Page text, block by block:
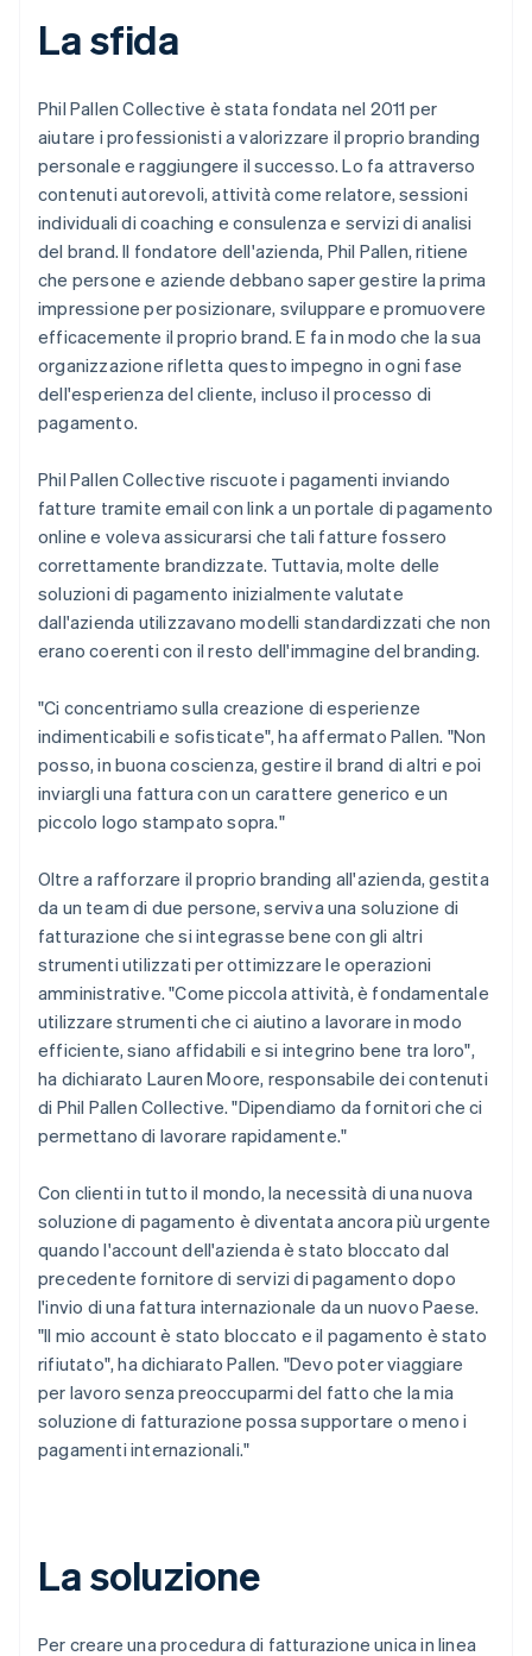
La sfida
Phil Pallen Collective è stata fondata nel 2011 per
aiutare i professionisti a valorizzare il proprio branding
personale e raggiungere il successo. Lo fa attraverso
contenuti autorevoli, attività come relatore, sessioni
individuali di coaching e consulenza e servizi di analisi
del brand. Il fondatore dell'azienda, Phil Pallen, ritiene
che persone e aziende debbano saper gestire la prima
impressione per posizionare, sviluppare e promuovere
efficacemente il proprio brand. E fa in modo che la sua
organizzazione rifletta questo impegno in ogni fase
dell'esperienza del cliente, incluso il processo di
pagamento.
Phil Pallen Collective riscuote i pagamenti inviando
fatture tramite email con link a un portale di pagamento
online e voleva assicurarsi che tali fatture fossero
correttamente brandizzate. Tuttavia, molte delle
soluzioni di pagamento inizialmente valutate
dall'azienda utilizzavano modelli standardizzati che non
erano coerenti con il resto dell'immagine del branding.
"Ci concentriamo sulla creazione di esperienze
indimenticabili e sofisticate", ha affermato Pallen. "Non
posso, in buona coscienza, gestire il brand di altri e poi
inviargli una fattura con un carattere generico e un
piccolo logo stampato sopra."
Oltre a rafforzare il proprio branding all'azienda, gestita
da un team di due persone, serviva una soluzione di
fatturazione che si integrasse bene con gli altri
strumenti utilizzati per ottimizzare le operazioni
amministrative. "Come piccola attività, è fondamentale
utilizzare strumenti che ci aiutino a lavorare in modo
efficiente, siano affidabili e si integrino bene tra loro",
ha dichiarato Lauren Moore, responsabile dei contenuti
di Phil Pallen Collective. "Dipendiamo da fornitori che ci
permettano di lavorare rapidamente."
Con clienti in tutto il mondo, la necessità di una nuova
soluzione di pagamento è diventata ancora più urgente
quando l'account dell'azienda è stato bloccato dal
precedente fornitore di servizi di pagamento dopo
l'invio di una fattura internazionale da un nuovo Paese.
"Il mio account è stato bloccato e il pagamento è stato
rifiutato", ha dichiarato Pallen. "Devo poter viaggiare
per lavoro senza preoccuparmi del fatto che la mia
soluzione di fatturazione possa supportare o meno i
pagamenti internazionali."
La soluzione
Per creare una procedura di fatturazione unica in linea